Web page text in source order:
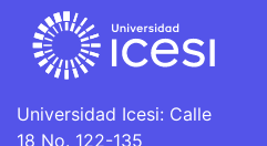
Universidad Icesi: Calle
18 No. 122-135